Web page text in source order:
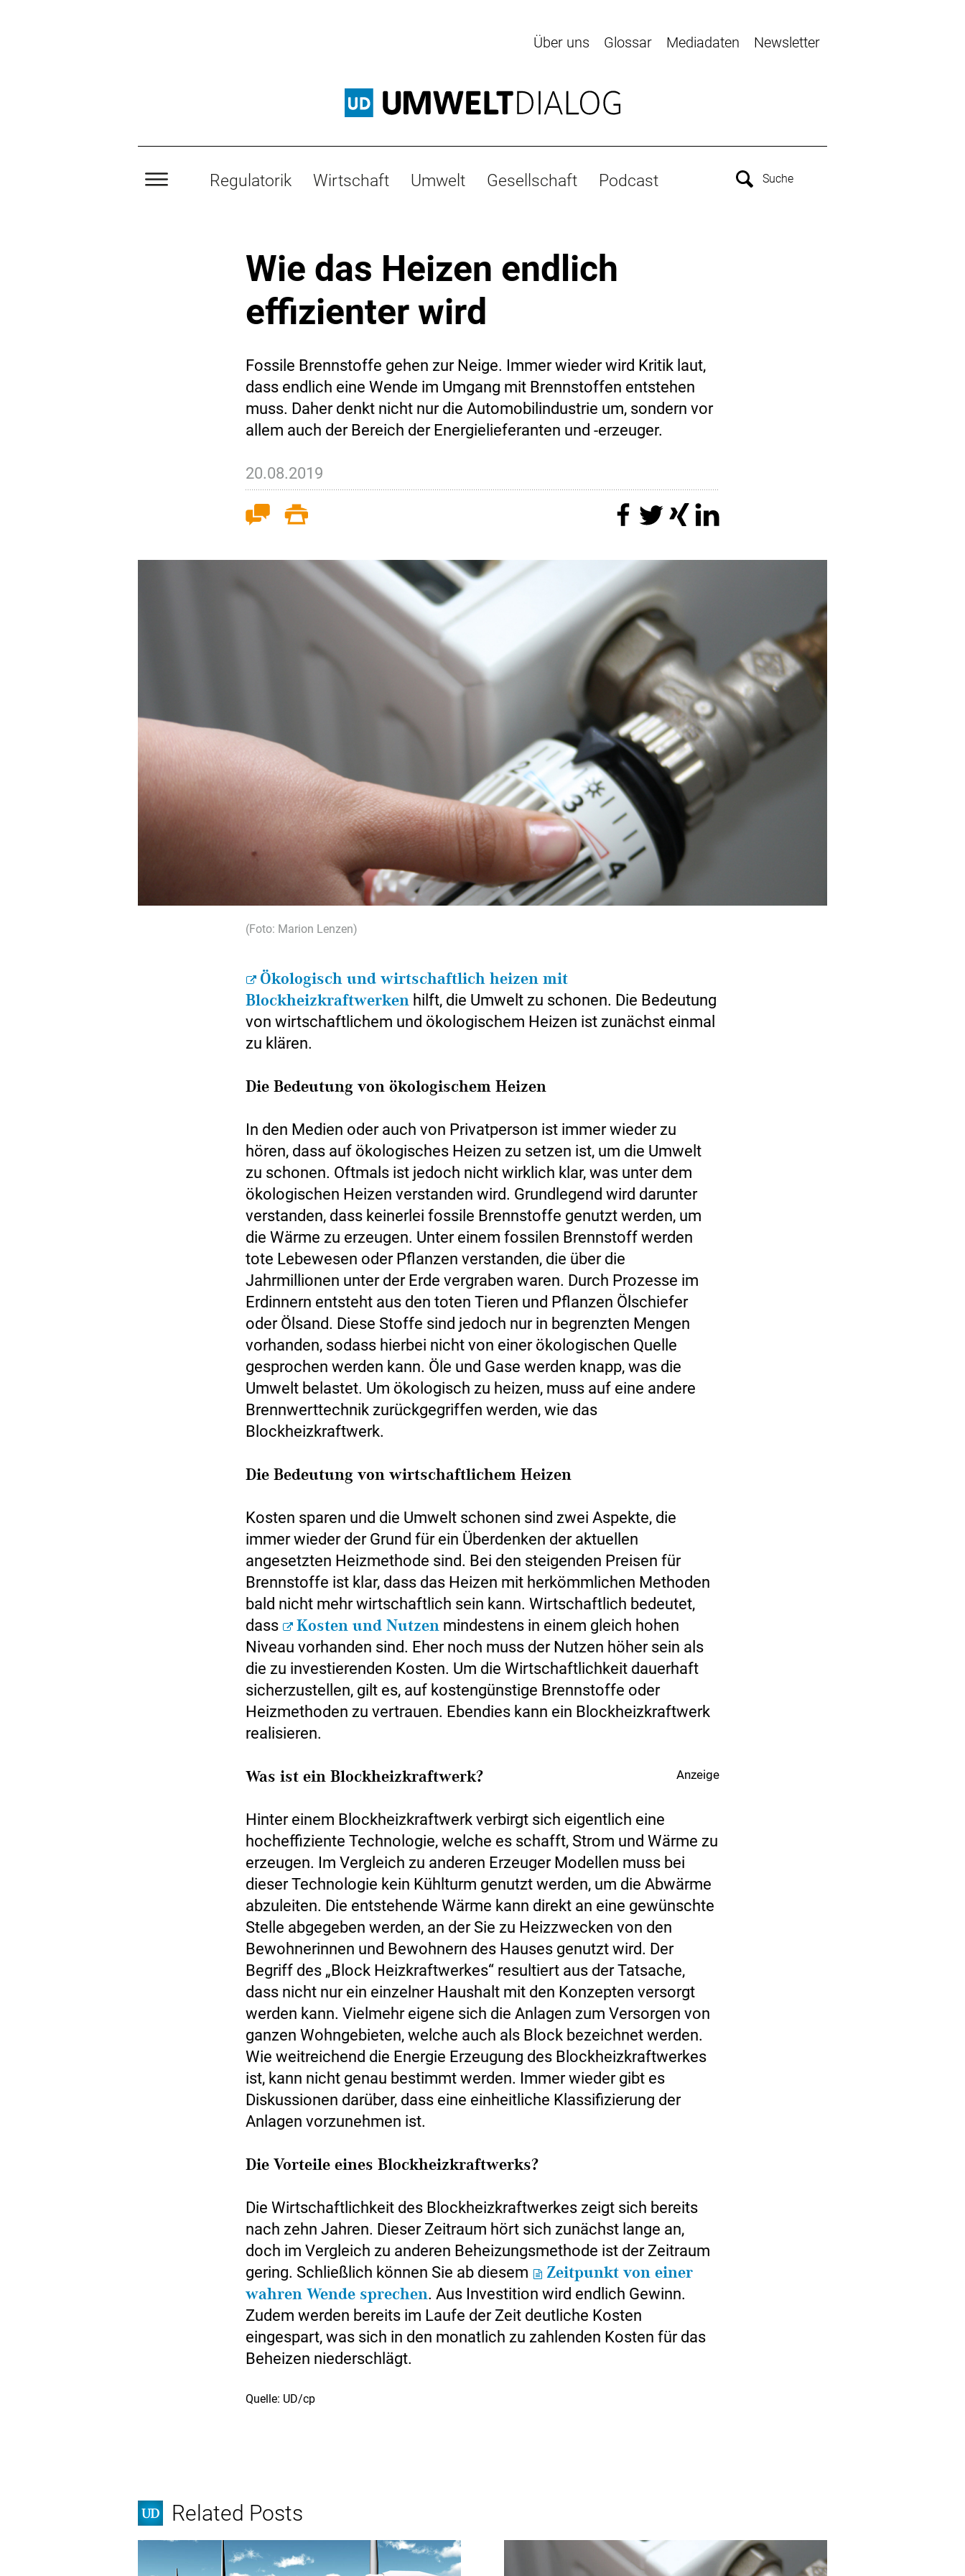
Über uns Glossar Mediadaten Newsletter
Regulatorik Wirtschaft Umwelt Gesellschaft Podcast
Wie das Heizen endlich
effizienter wird
Fossile Brennstoffe gehen zur Neige. Immer wieder wird Kritik laut,
dass endlich eine Wende im Umgang mit Brennstoffen entstehen
muss. Daher denkt nicht nur die Automobilindustrie um, sondern vor
allem auch der Bereich der Energielieferanten und -erzeuger.
20.08.2019
(Foto: Marion Lenzen)
Ökologisch und wirtschaftlich heizen mit
Blockheizkraftwerken hilft, die Umwelt zu schonen. Die Bedeutung
von wirtschaftlichem und ökologischem Heizen ist zunächst einmal
zu klären.
Die Bedeutung von ökologischem Heizen
In den Medien oder auch von Privatperson ist immer wieder zu
hören, dass auf ökologisches Heizen zu setzen ist, um die Umwelt
zu schonen. Oftmals ist jedoch nicht wirklich klar, was unter dem
ökologischen Heizen verstanden wird. Grundlegend wird darunter
verstanden, dass keinerlei fossile Brennstoffe genutzt werden, um
die Wärme zu erzeugen. Unter einem fossilen Brennstoff werden
tote Lebewesen oder Pflanzen verstanden, die über die
Jahrmillionen unter der Erde vergraben waren. Durch Prozesse im
Erdinnern entsteht aus den toten Tieren und Pflanzen Ölschiefer
oder Ölsand. Diese Stoffe sind jedoch nur in begrenzten Mengen
vorhanden, sodass hierbei nicht von einer ökologischen Quelle
gesprochen werden kann. Öle und Gase werden knapp, was die
Umwelt belastet. Um ökologisch zu heizen, muss auf eine andere
Brennwerttechnik zurückgegriffen werden, wie das
Blockheizkraftwerk.
Die Bedeutung von wirtschaftlichem Heizen
Kosten sparen und die Umwelt schonen sind zwei Aspekte, die
immer wieder der Grund für ein Überdenken der aktuellen
angesetzten Heizmethode sind. Bei den steigenden Preisen für
Brennstoffe ist klar, dass das Heizen mit herkömmlichen Methoden
bald nicht mehr wirtschaftlich sein kann. Wirtschaftlich bedeutet,
dass
Kosten und Nutzen mindestens in einem gleich hohen
Niveau vorhanden sind. Eher noch muss der Nutzen höher sein als
die zu investierenden Kosten. Um die Wirtschaftlichkeit dauerhaft
sicherzustellen, gilt es, auf kostengünstige Brennstoffe oder
Heizmethoden zu vertrauen. Ebendies kann ein Blockheizkraftwerk
realisieren.
Anzeige
Was ist ein Blockheizkraftwerk?
Hinter einem Blockheizkraftwerk verbirgt sich eigentlich eine
hocheffiziente Technologie, welche es schafft, Strom und Wärme zu
erzeugen. Im Vergleich zu anderen Erzeuger Modellen muss bei
dieser Technologie kein Kühlturm genutzt werden, um die Abwärme
abzuleiten. Die entstehende Wärme kann direkt an eine gewünschte
Stelle abgegeben werden, an der Sie zu Heizzwecken von den
Bewohnerinnen und Bewohnern des Hauses genutzt wird. Der
Begriff des „Block Heizkraftwerkes“ resultiert aus der Tatsache,
dass nicht nur ein einzelner Haushalt mit den Konzepten versorgt
werden kann. Vielmehr eigene sich die Anlagen zum Versorgen von
ganzen Wohngebieten, welche auch als Block bezeichnet werden.
Wie weitreichend die Energie Erzeugung des Blockheizkraftwerkes
ist, kann nicht genau bestimmt werden. Immer wieder gibt es
Diskussionen darüber, dass eine einheitliche Klassifizierung der
Anlagen vorzunehmen ist.
Die Vorteile eines Blockheizkraftwerks?
Die Wirtschaftlichkeit des Blockheizkraftwerkes zeigt sich bereits
nach zehn Jahren. Dieser Zeitraum hört sich zunächst lange an,
doch im Vergleich zu anderen Beheizungsmethode ist der Zeitraum
gering. Schließlich können Sie ab diesem
Zeitpunkt von einer
wahren Wende sprechen. Aus Investition wird endlich Gewinn.
Zudem werden bereits im Laufe der Zeit deutliche Kosten
eingespart, was sich in den monatlich zu zahlenden Kosten für das
Beheizen niederschlägt.
Quelle: UD/cp
Related Posts